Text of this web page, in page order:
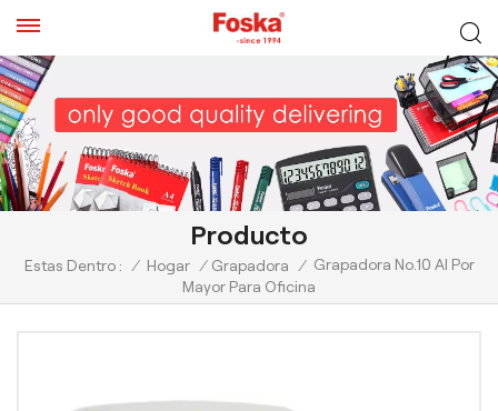
Producto
Estas Dentro : / Hogar / Grapadora / Grapadora No.10 Al Por
Mayor Para Oficina